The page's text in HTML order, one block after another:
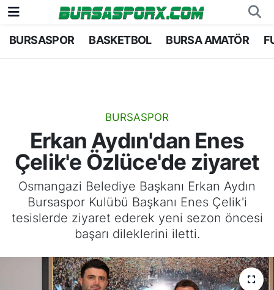
BURSASPOR BASKETBOL BURSA AMATÖR
BURSASPOR
Erkan Aydın'dan Enes
Çelik'e Özlüce'de ziyaret
Osmangazi Belediye Başkanı Erkan Aydın
Bursaspor Kulübü Başkanı Enes Çelik'i
tesislerde ziyaret ederek yeni sezon öncesi
başarı dileklerini iletti.
Bursaspor
Bursa Amatör
Hentbol
Voleybol
Bursa Nöbetçi Eczaneler
Bursa Trafik Yoğunluk Haritası
TFF 1.Lig Puan Durumu ve Fikstür
Tüm Manşetler
Son Dakika Haberleri
Haber Arşivi